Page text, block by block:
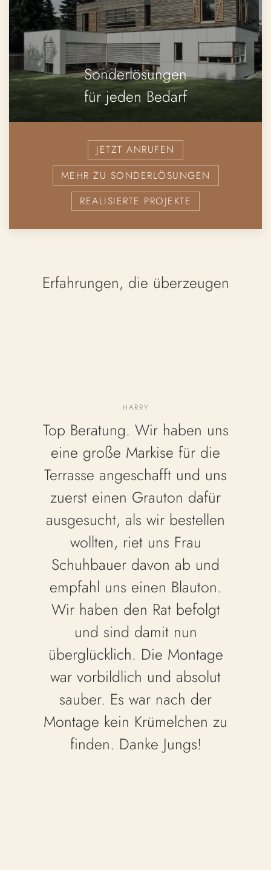
Sonderlösungen
für jeden Bedarf
JETZT ANRUFEN
MEHR ZU SONDERLÖSUNGEN
REALISIERTE PROJEKTE
Erfahrungen, die überzeugen
HARRY
Top Beratung. Wir haben uns
eine große Markise für die
Terrasse angeschafft und uns
zuerst einen Grauton dafür
ausgesucht, als wir bestellen
wollten, riet uns Frau
Schuhbauer davon ab und
empfahl uns einen Blauton.
Wir haben den Rat befolgt
und sind damit nun
überglücklich. Die Montage
war vorbildlich und absolut
sauber. Es war nach der
Montage kein Krümelchen zu
finden. Danke Jungs!